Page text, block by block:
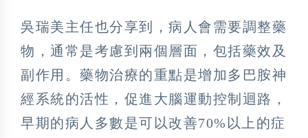
吳瑞美主任也分享到，病人會需要調整藥
物，通常是考慮到兩個層面，包括藥效及
副作用。藥物治療的重點是增加多巴胺神
經系統的活性，促進大腦運動控制迴路，
早期的病人多數是可以改善70%以上的症